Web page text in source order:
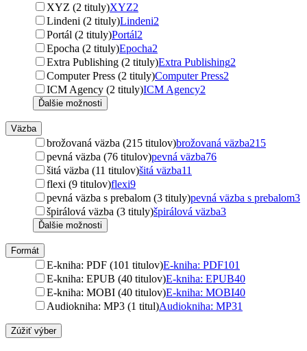
XYZ (2 tituly)XYZ2
Lindeni (2 tituly)Lindeni2
Portál (2 tituly)Portál2
Epocha (2 tituly)Epocha2
Extra Publishing (2 tituly)Extra Publishing2
Computer Press (2 tituly)Computer Press2
ICM Agency (2 tituly)ICM Agency2
Ďalšie možnosti
Väzba
brožovaná väzba (215 titulov)brožovaná väzba215
pevná väzba (76 titulov)pevná väzba76
šitá väzba (11 titulov)šitá väzba11
flexi (9 titulov)flexi9
pevná väzba s prebalom (3 tituly)pevná väzba s prebalom3
špirálová väzba (3 tituly)špirálová väzba3
Ďalšie možnosti
Formát
E-kniha: PDF (101 titulov)E-kniha: PDF101
E-kniha: EPUB (40 titulov)E-kniha: EPUB40
E-kniha: MOBI (40 titulov)E-kniha: MOBI40
Audiokniha: MP3 (1 titul)Audiokniha: MP31
Zúžiť výber